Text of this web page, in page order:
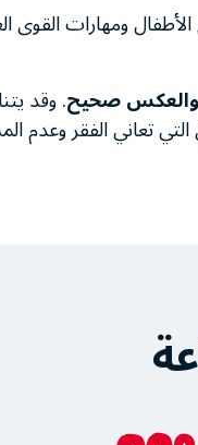
ومهارات القوى
والعكس صحيح. وقد
تعاني الفقر وعدم